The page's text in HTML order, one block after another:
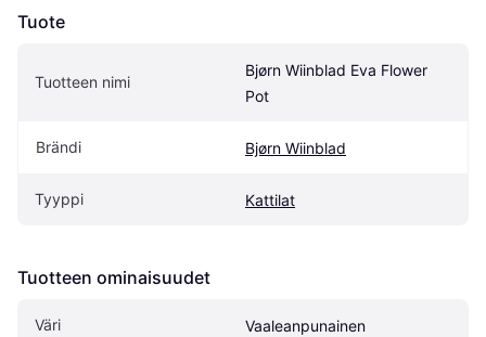
Tuote
Tuotteen nimi
Bjørn Wiinblad Eva Flower
Pot
Brändi Bjørn Wiinblad
Tyyppi Kattilat
Tuotteen ominaisuudet
Väri Vaaleanpunainen